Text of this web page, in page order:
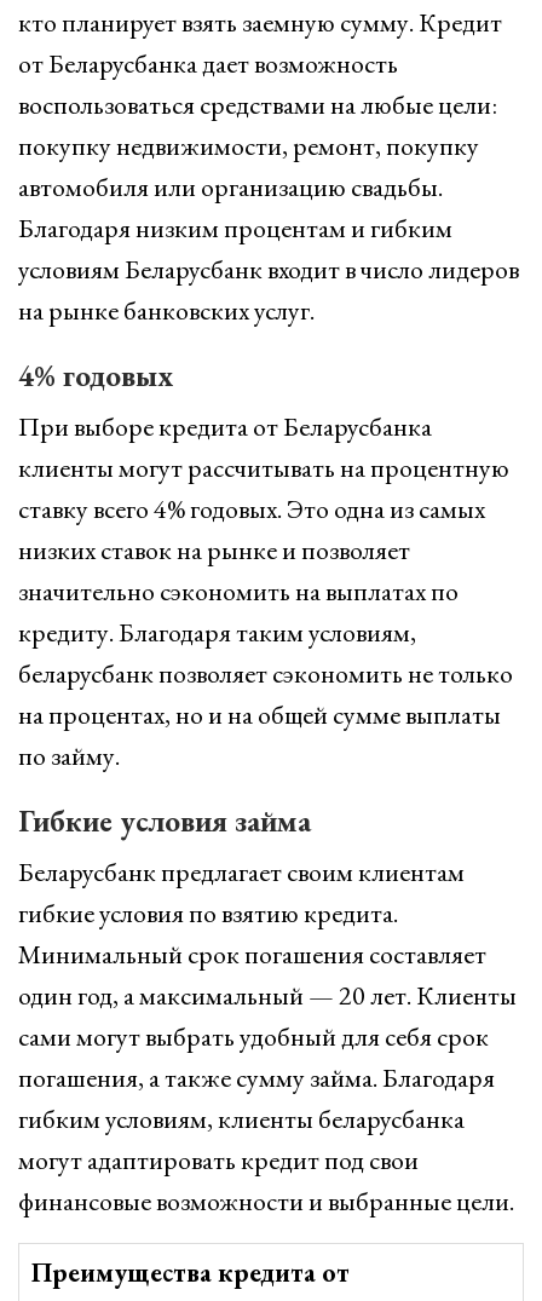
кто планирует взять заемную сумму. Кредит
от Беларусбанка дает возможность
воспользоваться средствами на любые цели:
покупку недвижимости, ремонт, покупку
автомобиля или организацию свадьбы.
Благодаря низким процентам и гибким
условиям Беларусбанк входит в число лидеров
на рынке банковских услуг.
4% годовых
При выборе кредита от Беларусбанка
клиенты могут рассчитывать на процентную
ставку всего 4% годовых. Это одна из самых
низких ставок на рынке и позволяет
значительно сэкономить на выплатах по
кредиту. Благодаря таким условиям,
беларусбанк позволяет сэкономить не только
на процентах, но и на общей сумме выплаты
по займу.
Гибкие условия займа
Беларусбанк предлагает своим клиентам
гибкие условия по взятию кредита.
Минимальный срок погашения составляет
один год, а максимальный — 20 лет. Клиенты
сами могут выбрать удобный для себя срок
погашения, а также сумму займа. Благодаря
гибким условиям, клиенты беларусбанка
могут адаптировать кредит под свои
финансовые возможности и выбранные цели.
Преимущества кредита от